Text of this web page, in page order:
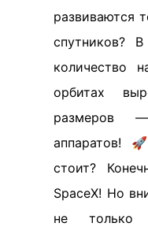
развиваются
спутников?
количество
орбитах
размеров
аппаратов!
стоит?
SpaceX! Но
не только